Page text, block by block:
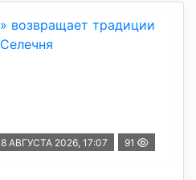
8 АВГУСТА 2026, 17:07 91